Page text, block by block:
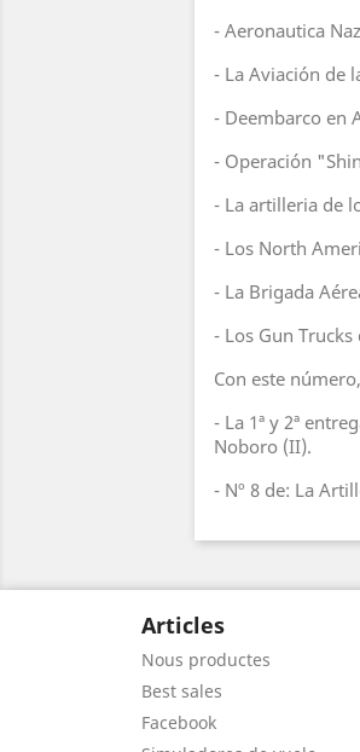
- Aeronautica
- La Aviación de
- Deembarco en
- Operación
- La artilleria de
- Los North
- La Brigada
- Los Gun
Con este
- La 1ª y 2ª
Noboro (II).
- Nº 8 de: La
Articles
Nous productes
Best sales
Facebook